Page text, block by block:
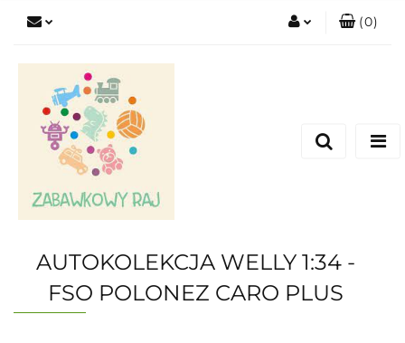
(0)
AUTOKOLEKCJA WELLY 1:34 -
FSO POLONEZ CARO PLUS